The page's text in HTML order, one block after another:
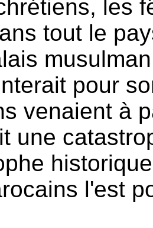
les
tout le
pour
venaient à
une
l'est